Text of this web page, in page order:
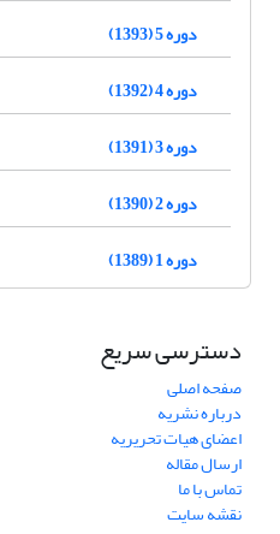
دوره 5 (1393)
دوره 4 (1392)
دوره 3 (1391)
دوره 2 (1390)
دوره 1 (1389)
دسترسی سریع
صفحه اصلی
درباره نشریه
اعضای هیات تحریریه
ارسال مقاله
تماس با ما
نقشه سایت